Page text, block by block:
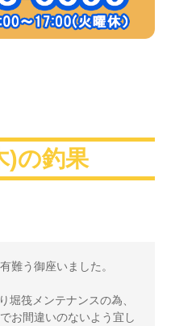
)の釣果
難う御座いました。
筏メンテナンスの為、
お間違いのないよう宜し